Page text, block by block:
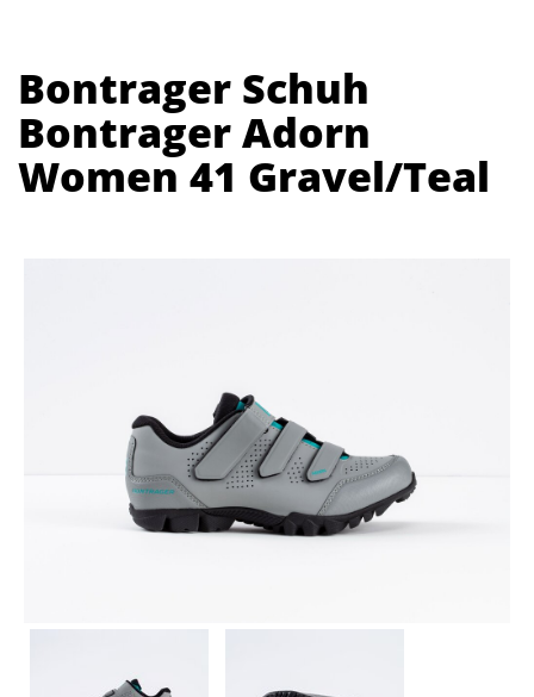
Bontrager Schuh
Bontrager Adorn
Women 41 Gravel/Teal